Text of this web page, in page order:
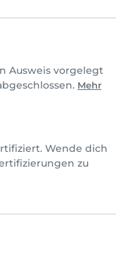
Ausweis vorgelegt
Mehr
Wende dich
zu